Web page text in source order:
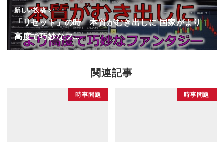
新しい投稿
「リセット」の時 本質がむき出しに 国家がより
高度で巧妙なフ…
関連記事
時事問題 時事問題